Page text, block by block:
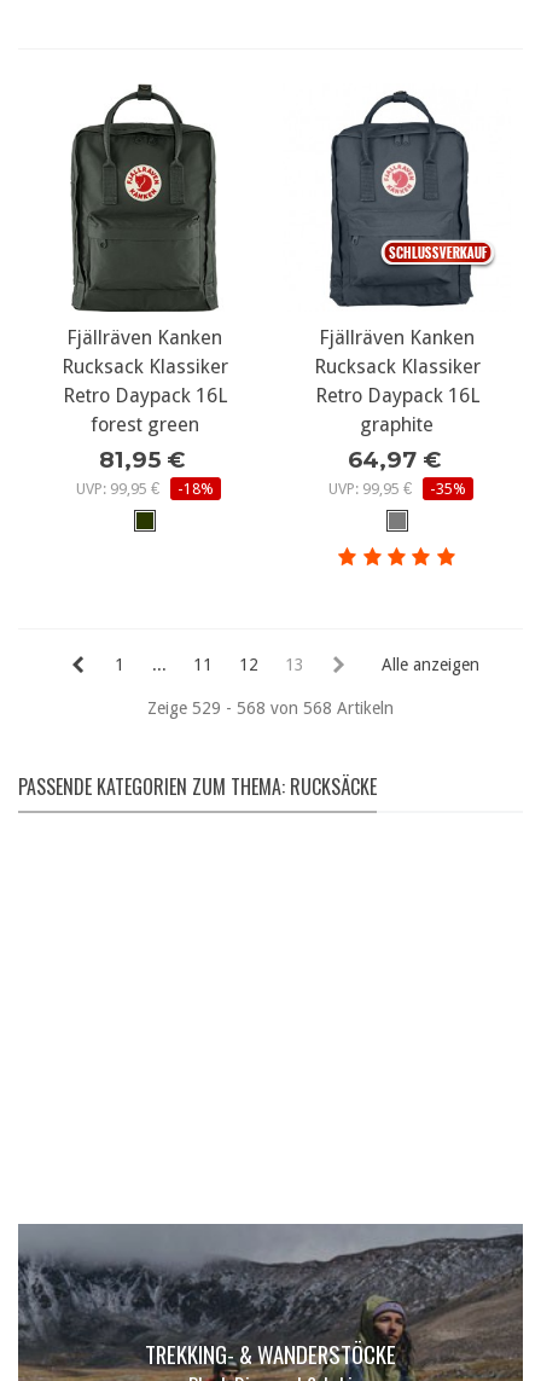
Fjällräven Kanken
Rucksack Klassiker
Retro Daypack 16L
forest green
81,95 €
UVP: 99,95 € -18%
Fjällräven Kanken
Rucksack Klassiker
Retro Daypack 16L
graphite
64,97 €
UVP: 99,95 € -35%
1 ... 11 12 13 Alle anzeigen
Zeige 529 - 568 von 568 Artikeln
PASSENDE KATEGORIEN ZUM THEMA: RUCKSÄCKE
TREKKING- & WANDERSTÖCKE